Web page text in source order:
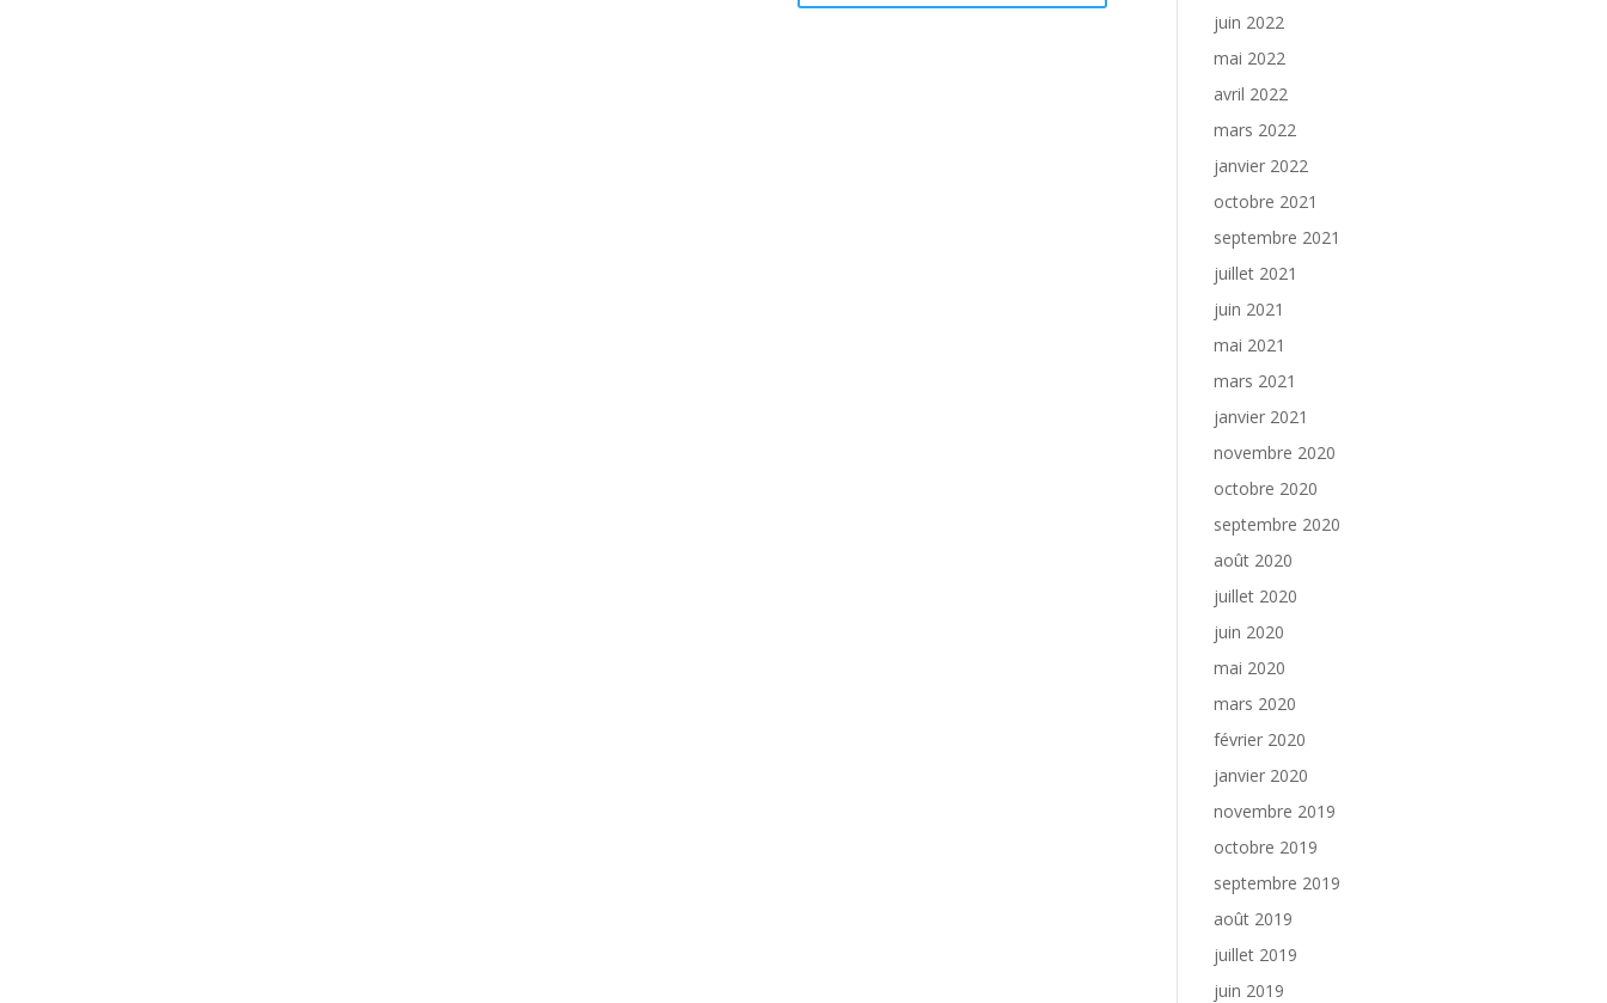
juin 2022
mai 2022
avril 2022
mars 2022
janvier 2022
octobre 2021
septembre 2021
juillet 2021
juin 2021
mai 2021
mars 2021
janvier 2021
novembre 2020
octobre 2020
septembre 2020
août 2020
juillet 2020
juin 2020
mai 2020
mars 2020
février 2020
janvier 2020
novembre 2019
octobre 2019
septembre 2019
août 2019
juillet 2019
juin 2019